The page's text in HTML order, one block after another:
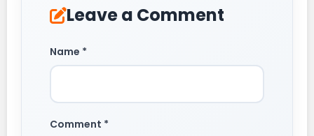
Leave a Comment
Name *
Comment *